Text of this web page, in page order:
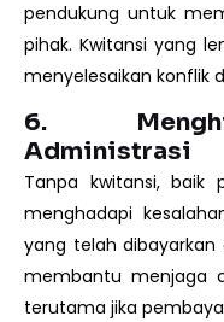
pendukung untuk
pihak. Kwitansi yang
menyelesaikan konflik
6.
Administrasi
Tanpa kwitansi, baik
menghadapi
yang telah dibayarkan
membantu menjaga
terutama jika